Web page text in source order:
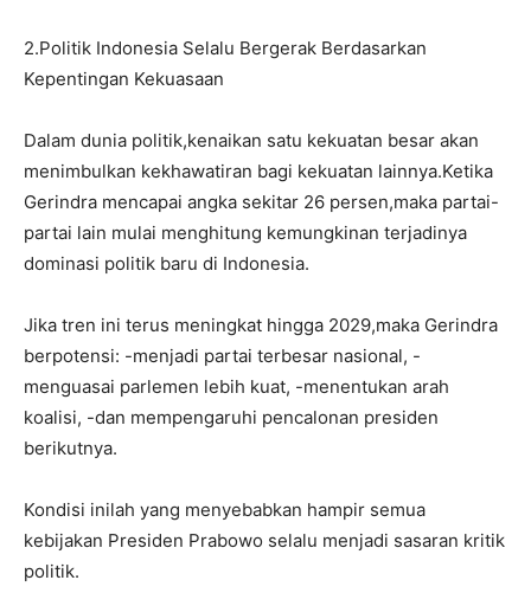
2.Politik Indonesia Selalu Bergerak Berdasarkan
Kepentingan Kekuasaan
Dalam dunia politik,kenaikan satu kekuatan besar akan
menimbulkan kekhawatiran bagi kekuatan lainnya.Ketika
Gerindra mencapai angka sekitar 26 persen,maka partai-
partai lain mulai menghitung kemungkinan terjadinya
dominasi politik baru di Indonesia.
Jika tren ini terus meningkat hingga 2029,maka Gerindra
berpotensi: -menjadi partai terbesar nasional, -
menguasai parlemen lebih kuat, -menentukan arah
koalisi, -dan mempengaruhi pencalonan presiden
berikutnya.
Kondisi inilah yang menyebabkan hampir semua
kebijakan Presiden Prabowo selalu menjadi sasaran kritik
politik.